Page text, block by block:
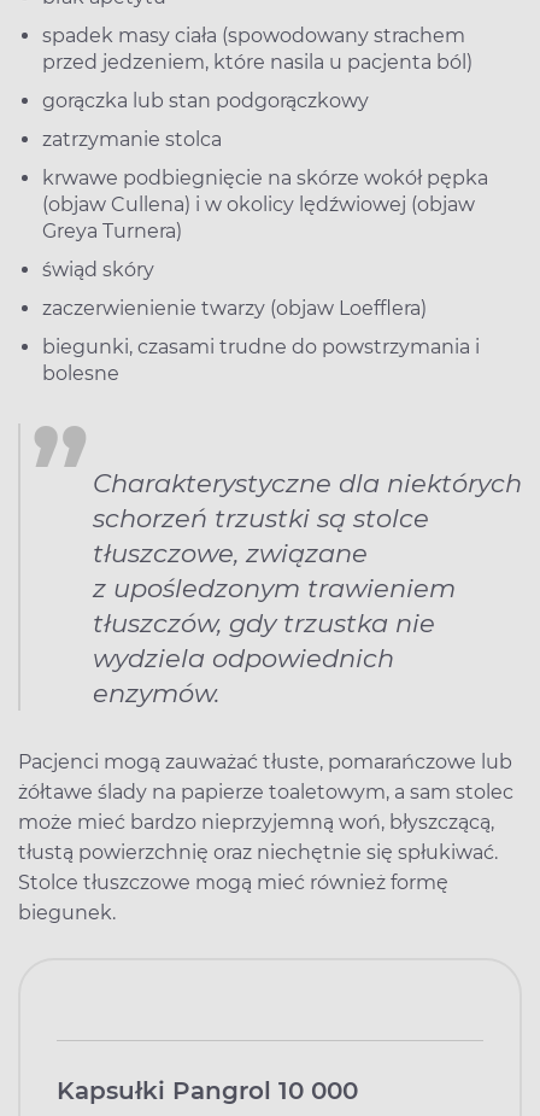
spadek masy ciała (spowodowany strachem
przed jedzeniem, które nasila u pacjenta ból)
gorączka lub stan podgorączkowy
zatrzymanie stolca
krwawe podbiegnięcie na skórze wokół pępka
(objaw Cullena) i w okolicy lędźwiowej (objaw
Greya Turnera)
świąd skóry
zaczerwienienie twarzy (objaw Loefflera)
biegunki, czasami trudne do powstrzymania i
bolesne
Charakterystyczne dla niektórych
schorzeń trzustki są stolce
tłuszczowe, związane
z upośledzonym trawieniem
tłuszczów, gdy trzustka nie
wydziela odpowiednich
enzymów.
Pacjenci mogą zauważać tłuste, pomarańczowe lub
żółtawe ślady na papierze toaletowym, a sam stolec
może mieć bardzo nieprzyjemną woń, błyszczącą,
tłustą powierzchnię oraz niechętnie się spłukiwać.
Stolce tłuszczowe mogą mieć również formę
biegunek.
Kapsułki Pangrol 10 000